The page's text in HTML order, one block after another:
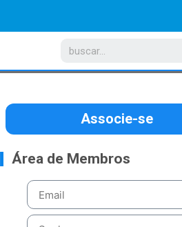
Associe-se
Área de Membros